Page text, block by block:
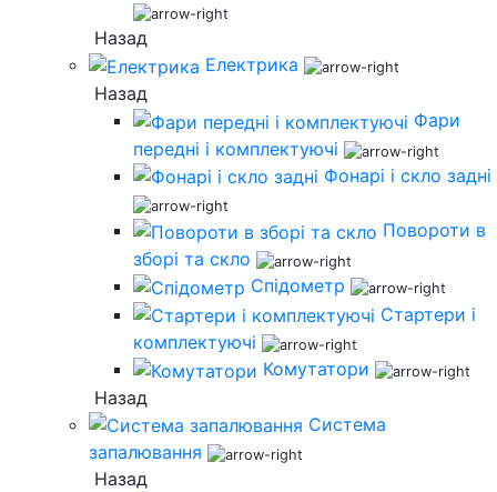
Назад
Електрика
Назад
Фари
передні і комплектуючі
Фонарі і скло задні
Повороти в
зборі та скло
Спідометр
Стартери і
комплектуючі
Комутатори
Назад
Система
запалювання
Назад